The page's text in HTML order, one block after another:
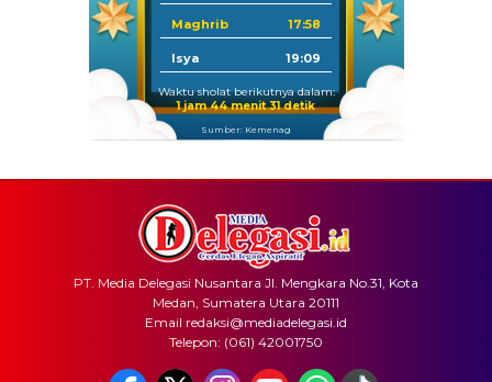
Maghrib 17:58
Isya 19:09
Waktu sholat berikutnya dalam:
1 jam 44 menit 30 detik
Sumber: Kemenag
PT. Media Delegasi Nusantara Jl. Mengkara No.31, Kota
Medan, Sumatera Utara 20111
Email redaksi@mediadelegasi.id
Telepon: (061) 42001750